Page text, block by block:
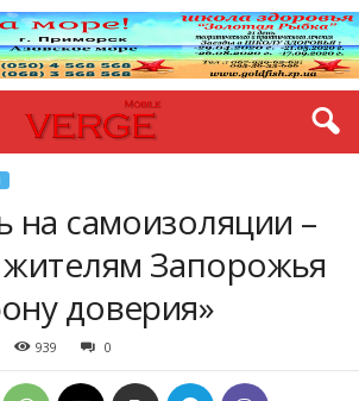
на самоизоляции –
жителям Запорожья
доверия»
939 0